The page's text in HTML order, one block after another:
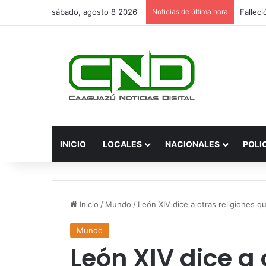
sábado, agosto 8 2026 Noticias de última hora
INICIO LOCALES NACIONALES
Inicio / Mundo / León XIV dice a otras religiones
Mundo
León XIV dice